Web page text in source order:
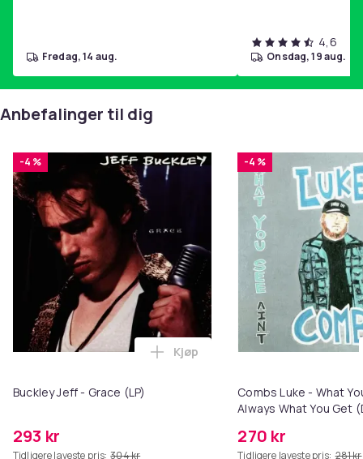
fredag, 14 aug.
4,6
onsdag, 19 aug.
Anbefalinger til dig
-4 %
Buckley Jeff - Grace (LP)
293 kr
Tidligere laveste pris: 304 kr
Legg Buckley Jeff - Grace (LP) i
Kjøp
-4 %
Combs Luke - What
Always What You Get
270 kr
Tidligere laveste pris: 281 kr